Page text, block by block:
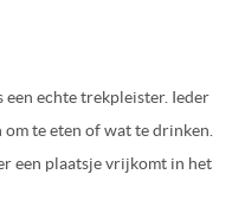
echte trekpleister. Ieder
te eten of wat te drinken.
een plaatsje vrijkomt in het